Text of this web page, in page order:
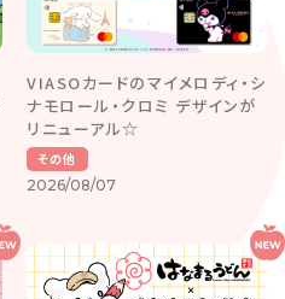
VIASOカードのマイメロディ・シ
ナモロール・クロミ デザインが
リニューアル☆
その他
2026/08/07